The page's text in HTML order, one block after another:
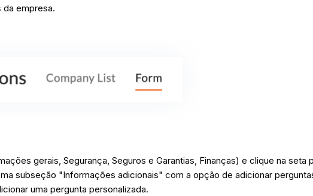
da empresa.
gerais, Segurança, Seguros e Garantias, Finanças) e clique na
subseção "Informações adicionais" com a opção de adicionar
uma pergunta personalizada.